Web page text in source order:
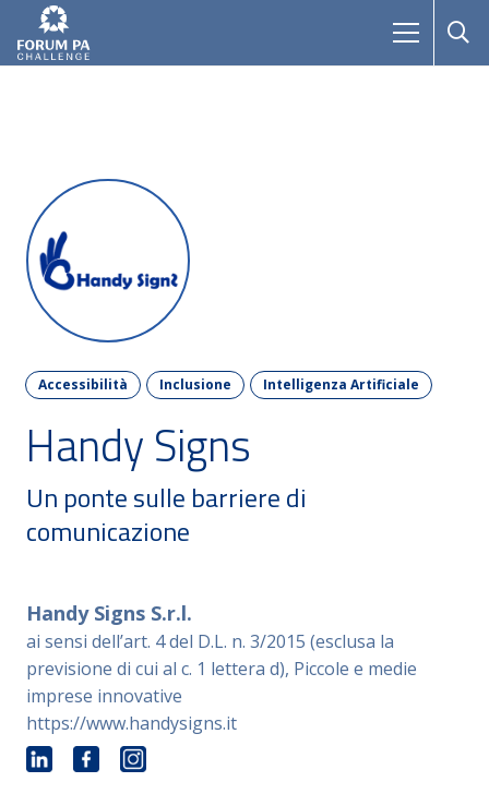
Accessibilità Inclusione Intelligenza Artificiale
Handy Signs
Un ponte sulle barriere di
comunicazione
Handy Signs S.r.l.
ai sensi dell’art. 4 del D.L. n. 3/2015 (esclusa la
previsione di cui al c. 1 lettera d), Piccole e medie
imprese innovative
https://www.handysigns.it